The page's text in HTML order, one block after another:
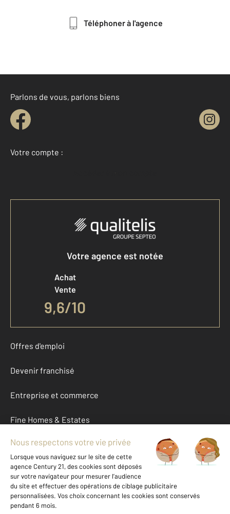
Téléphoner à l'agence
Parlons de vous, parlons biens
Votre compte :
Accéder à mon compte
Votre agence est notée
Achat
Vente
9,6/10
Offres d'emploi
Devenir franchisé
Entreprise et commerce
Fine Homes & Estates
À propos
International
Nous contacter